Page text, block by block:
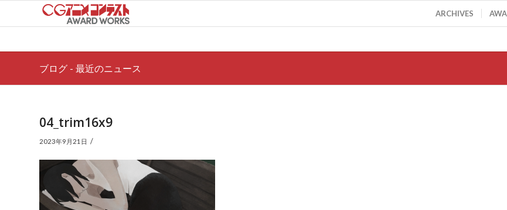
ARCHIVES
ブログ - 最近のニュース
04_trim16x9
2023年9月21日 /